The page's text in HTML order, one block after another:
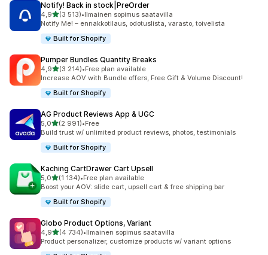
Notify! Back in stock|PreOrder
4,9/ 5 tähteä
(3 513)
3513 arvostelua yhteensä
•Ilmainen sopimus saatavilla
Notify Me! – ennakkotilaus, odotuslista, varasto, toivelista
Built for Shopify
Pumper Bundles Quantity Breaks
4,9/ 5 tähteä
(3 214)
3214 arvostelua yhteensä
•Free plan available
Increase AOV with Bundle offers, Free Gift & Volume Discount!
Built for Shopify
AG Product Reviews App & UGC
5,0/ 5 tähteä
(2 991)
2991 arvostelua yhteensä
•Free
Build trust w/ unlimited product reviews, photos, testimonials
Built for Shopify
Kaching CartDrawer Cart Upsell
5,0/ 5 tähteä
(1 134)
1134 arvostelua yhteensä
•Free plan available
Boost your AOV: slide cart, upsell cart & free shipping bar
Built for Shopify
Globo Product Options, Variant
4,9/ 5 tähteä
(4 734)
4734 arvostelua yhteensä
•Ilmainen sopimus saatavilla
Product personalizer, customize products w/ variant options